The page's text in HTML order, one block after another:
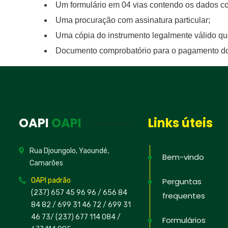
Um formulário em 04 vias contendo os
Uma procuração com assinatura
Uma cópia do instrumento legalmente válido
Documento comprobatório para o
OAPI OAPI
Rua Djoungolo, Yaoundé,
Camarões
OAPI padrão
(237) 657 45 96 96 / 656 84
84 82 / 699 31 46 72 / 699 31
46 73/ (237) 677 114 084 /
Links úteis
Bem-vindo
Perguntas
frequentes
Formulários
Cadastre-
Não,